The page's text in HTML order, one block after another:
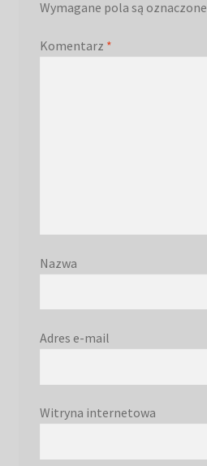
Wymagane pola są oznaczone
Komentarz *
Nazwa
Adres e-mail
Witryna internetowa